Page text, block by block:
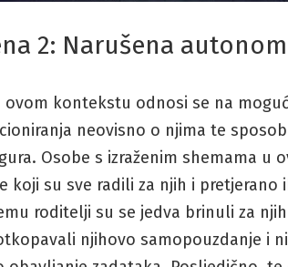
2: Narušena
ovom kontekstu odnosi se na
neovisno o njima te
Osobe s izraženim shemama u
koji su sve radili za njih i pretjerano
roditelji su se jedva brinuli za
njihovo samopouzdanje i